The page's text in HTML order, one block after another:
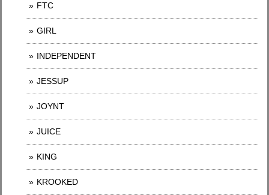
FTC
GIRL
INDEPENDENT
JESSUP
JOYNT
JUICE
KING
KROOKED